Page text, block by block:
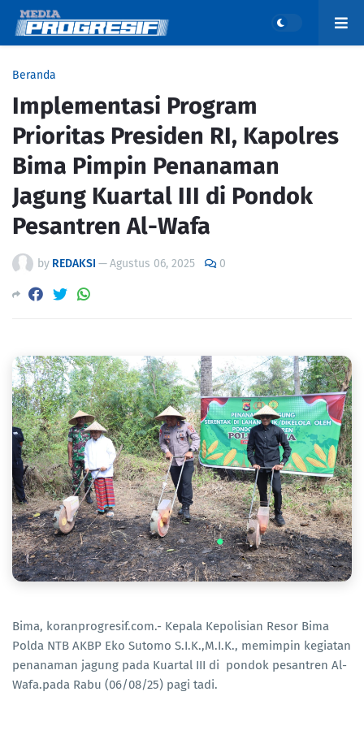
Beranda
Implementasi Program
Prioritas Presiden RI, Kapolres
Bima Pimpin Penanaman
Jagung Kuartal III di Pondok
Pesantren Al-Wafa
by REDAKSI —Agustus 06, 2025 0
Bima, koranprogresif.com.- Kepala Kepolisian Resor Bima
Polda NTB AKBP Eko Sutomo S.I.K.,M.I.K., memimpin kegiatan
penanaman jagung pada Kuartal III di pondok pesantren Al-
Wafa.pada Rabu (06/08/25) pagi tadi.